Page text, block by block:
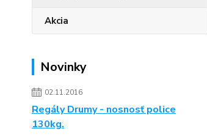
Akcia
Novinky
02.11.2016
Regály Drumy - nosnosť police
130kg.